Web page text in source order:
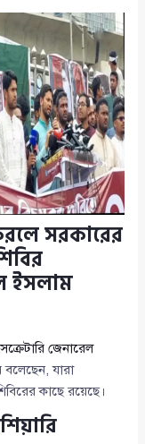
সরকারের
ইসলাম
জেনারেল
বলেছেন, যারা
কাছে রয়েছে।